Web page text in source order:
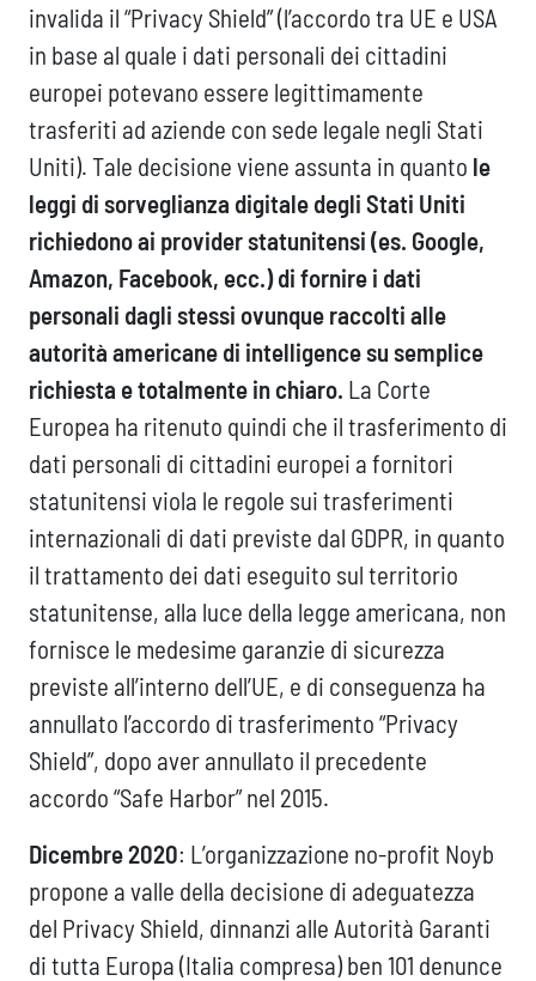
invalida il “Privacy Shield” (l’accordo tra UE e USA
in base al quale i dati personali dei cittadini
europei potevano essere legittimamente
trasferiti ad aziende con sede legale negli Stati
Uniti). Tale decisione viene assunta in quanto le
leggi di sorveglianza digitale degli Stati Uniti
richiedono ai provider statunitensi (es. Google,
Amazon, Facebook, ecc.) di fornire i dati
personali dagli stessi ovunque raccolti alle
autorità americane di intelligence su semplice
richiesta e totalmente in chiaro. La Corte
Europea ha ritenuto quindi che il trasferimento di
dati personali di cittadini europei a fornitori
statunitensi viola le regole sui trasferimenti
internazionali di dati previste dal GDPR, in quanto
il trattamento dei dati eseguito sul territorio
statunitense, alla luce della legge americana, non
fornisce le medesime garanzie di sicurezza
previste all’interno dell’UE, e di conseguenza ha
annullato l’accordo di trasferimento “Privacy
Shield”, dopo aver annullato il precedente
accordo “Safe Harbor” nel 2015.
Dicembre 2020: L’organizzazione no-profit Noyb
propone a valle della decisione di adeguatezza
del Privacy Shield, dinnanzi alle Autorità Garanti
di tutta Europa (Italia compresa) ben 101 denunce